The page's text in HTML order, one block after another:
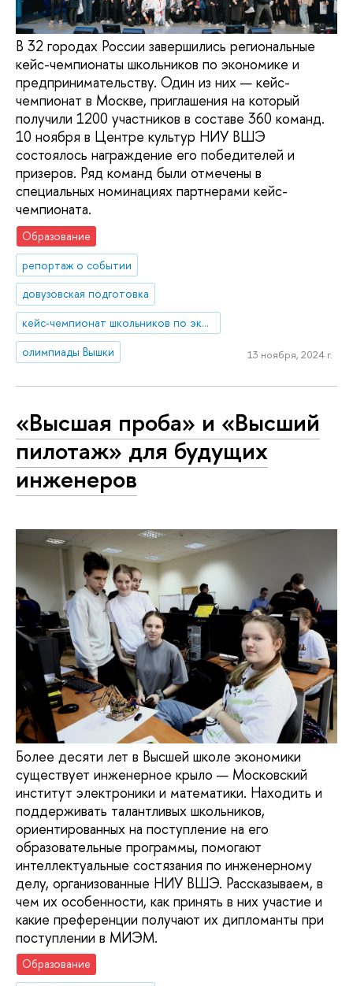
В 32 городах России завершились региональные
кейс-чемпионаты школьников по экономике и
предпринимательству. Один из них — кейс-
чемпионат в Москве, приглашения на который
получили 1200 участников в составе 360 команд.
10 ноября в Центре культур НИУ ВШЭ
состоялось награждение его победителей и
призеров. Ряд команд были отмечены в
специальных номинациях партнерами кейс-
чемпионата.
Образование
репортаж о событии
довузовская подготовка
кейс-чемпионат школьников по экономике и предпринимательству
олимпиады Вышки
13 ноября, 2024 г.
«Высшая проба» и «Высший
пилотаж» для будущих
инженеров
Более десяти лет в Высшей школе экономики
существует инженерное крыло — Московский
институт электроники и математики. Находить и
поддерживать талантливых школьников,
ориентированных на поступление на его
образовательные программы, помогают
интеллектуальные состязания по инженерному
делу, организованные НИУ ВШЭ. Рассказываем, в
чем их особенности, как принять в них участие и
какие преференции получают их дипломанты при
поступлении в МИЭМ.
Образование